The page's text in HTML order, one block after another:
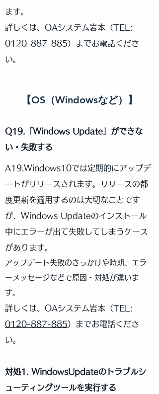
ます。
詳しくは、OAシステム岩本（TEL:
0120-887-885）までお電話くださ
い。
【OS（Windowsなど） 】
Q19.「Windows Update」ができな
い・失敗する
A19. Windows10では定期的にアップデ
ートがリリースされます。リリースの都
度更新を適用するのは大切なことです
が、Windows Updateのインストール
中にエラーが出て失敗してしまうケース
があります。
アップデート失敗のきっかけや時期、エラ
ーメッセージなどで原因・対処が違いま
す。
詳しくは、OAシステム岩本（TEL:
0120-887-885）までお電話くださ
い。
対処1. WindowsUpdateのトラブルシ
ューティングツールを実行する